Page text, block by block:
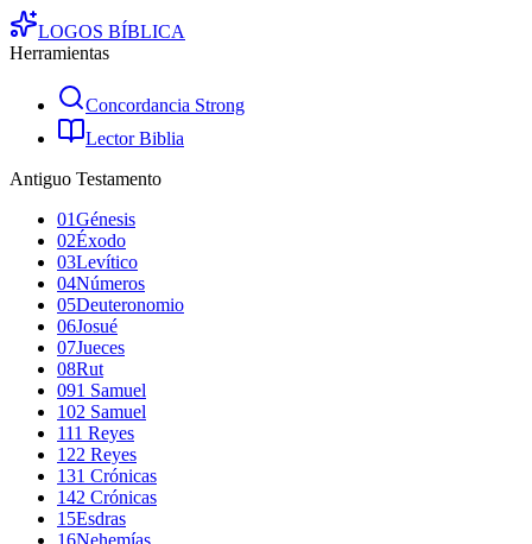
LOGOS BÍBLICA
Herramientas
Concordancia Strong
Lector Biblia
Antiguo Testamento
01Génesis
02Éxodo
03Levítico
04Números
05Deuteronomio
06Josué
07Jueces
08Rut
091 Samuel
102 Samuel
111 Reyes
122 Reyes
131 Crónicas
142 Crónicas
15Esdras
16Nehemías